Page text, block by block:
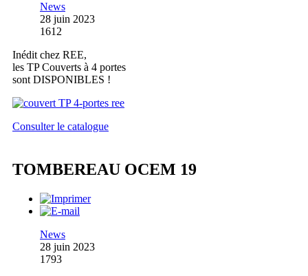
News
28 juin 2023
1612
Inédit chez REE,
les TP Couverts à 4 portes
sont DISPONIBLES !
Consulter le catalogue
TOMBEREAU OCEM 19
News
28 juin 2023
1793